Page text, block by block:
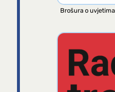
Brošura o